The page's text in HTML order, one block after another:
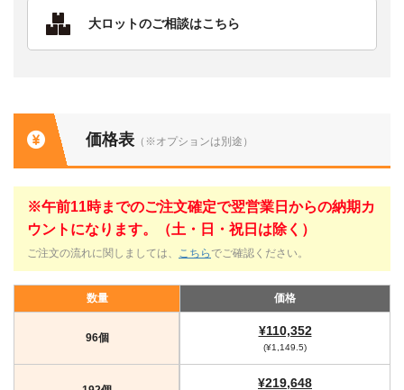
大ロットのご相談はこちら
価格表 （※オプションは別途）
※午前11時までのご注文確定で翌営業日からの納期カ
ウントになります。（土・日・祝日は除く）
ご注文の流れに関しましては、 こちら でご確認ください。
数量 価格
96個 ¥110,352
(¥1,149.5)
¥219,648